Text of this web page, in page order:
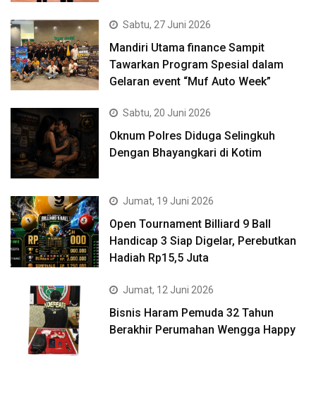
Sabtu, 27 Juni 2026
Mandiri Utama finance Sampit
Tawarkan Program Spesial dalam
Gelaran event “Muf Auto Week”
Sabtu, 20 Juni 2026
Oknum Polres Diduga Selingkuh
Dengan Bhayangkari di Kotim
Jumat, 19 Juni 2026
Open Tournament Billiard 9 Ball
Handicap 3 Siap Digelar, Perebutkan
Hadiah Rp15,5 Juta
Jumat, 12 Juni 2026
Bisnis Haram Pemuda 32 Tahun
Berakhir Perumahan Wengga Happy